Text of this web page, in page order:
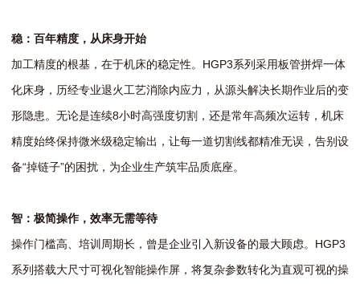
稳：百年精度，从床身开始
加工精度的根基，在于机床的稳定性。HGP3系列采用板管拼焊一体
化床身，历经专业退火工艺消除内应力，从源头解决长期作业后的变
形隐患。无论是连续8小时高强度切割，还是常年高频次运转，机床
精度始终保持微米级稳定输出，让每一道切割线都精准无误，告别设
备“掉链子”的困扰，为企业生产筑牢品质底座。
智：极简操作，效率无需等待
操作门槛高、培训周期长，曾是企业引入新设备的最大顾虑。HGP3
系列搭载大尺寸可视化智能操作屏，将复杂参数转化为直观可视的操